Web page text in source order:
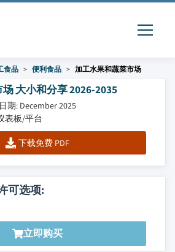
食品 便利食品 加工水果和蔬菜市场
大小和分享 2026-2035
期: December 2025
表板/平台
下载免费 PDF
可选项:
立即购买